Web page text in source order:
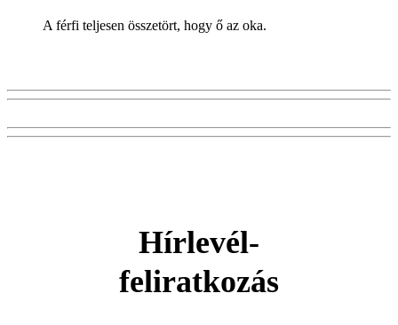
A férfi teljesen összetört, hogy ő az oka.
Hírlevél-
feliratkozás